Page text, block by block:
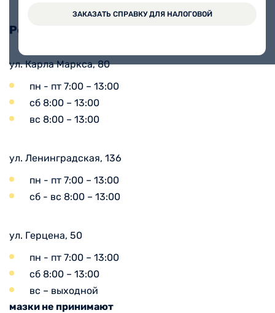
ЗАКАЗАТЬ СПРАВКУ ДЛЯ НАЛОГОВОЙ
Режим взятия анализов:
ул. Карла Маркса, 80
пн - пт 7:00 – 13:00
сб 8:00 – 13:00
вс 8:00 – 13:00
ул. Ленинградская, 136
пн - пт 7:00 – 13:00
сб - вс 8:00 – 13:00
ул. Герцена, 50
пн - пт 7:00 – 13:00
сб 8:00 – 13:00
вс – выходной
мазки не принимают